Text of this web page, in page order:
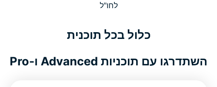
לחו"ל
כלול בכל תוכנית
השתדרגו עם תוכניות Advanced ו-Pro